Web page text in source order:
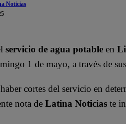
Noticias
servicio de agua potable en
1 de mayo, a través de
cortes del servicio en
nota de Latina Noticias te